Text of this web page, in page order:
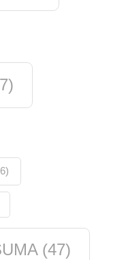
(47)